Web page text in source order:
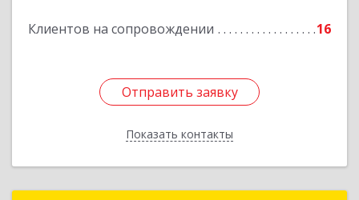
Клиентов на сопровождении 16
Отправить заявку
Показать контакты
Подробнее
Отправить заявку
Назад